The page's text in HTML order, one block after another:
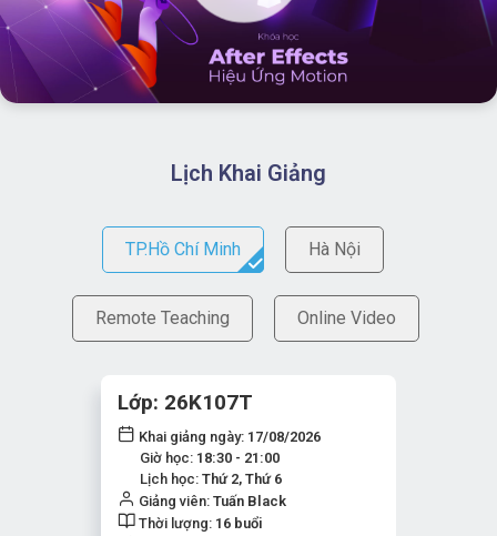
Lịch Khai Giảng
TP.Hồ Chí Minh Hà Nội
Remote Teaching Online Video
Lớp: 26K107T
Khai giảng ngày: 17/08/2026
Giờ học: 18:30 - 21:00
Lịch học: Thứ 2, Thứ 6
Giảng viên: Tuấn Black
Thời lượng: 16 buổi